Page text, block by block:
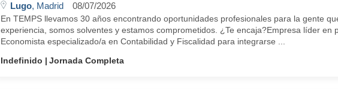
Lugo, Madrid 08/07/2026
En TEMPS llevamos 30 años encontrando oportunidades profesionales para la gente
experiencia, somos solventes y estamos comprometidos. ¿Te encaja?Empresa líder en
Economista especializado/a en Contabilidad y Fiscalidad para integrarse ...
Indefinido
Jornada Completa